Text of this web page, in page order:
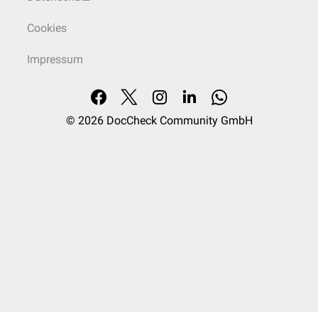
Cookies
Impressum
© 2026 DocCheck Community GmbH